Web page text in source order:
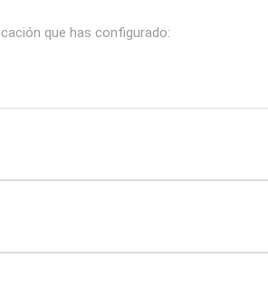
que has configurado: